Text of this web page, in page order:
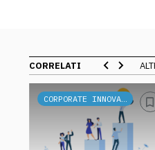
CORRELATI
CORPORATE INNOVATION